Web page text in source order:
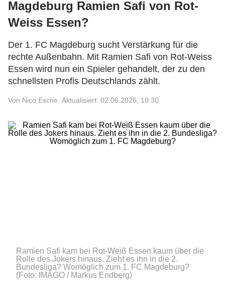
Magdeburg Ramien Safi von Rot-
Weiss Essen?
Der 1. FC Magdeburg sucht Verstärkung für die
rechte Außenbahn. Mit Ramien Safi von Rot-Weiss
Essen wird nun ein Spieler gehandelt, der zu den
schnellsten Profis Deutschlands zählt.
Von Nico Esche Aktualisiert: 02.06.2026, 10:30
Ramien Safi kam bei Rot-Weiß Essen kaum über die
Rolle des Jokers hinaus. Zieht es ihn in die 2.
Bundesliga? Womöglich zum 1. FC Magdeburg?
(Foto: IMAGO / Markus Endberg)